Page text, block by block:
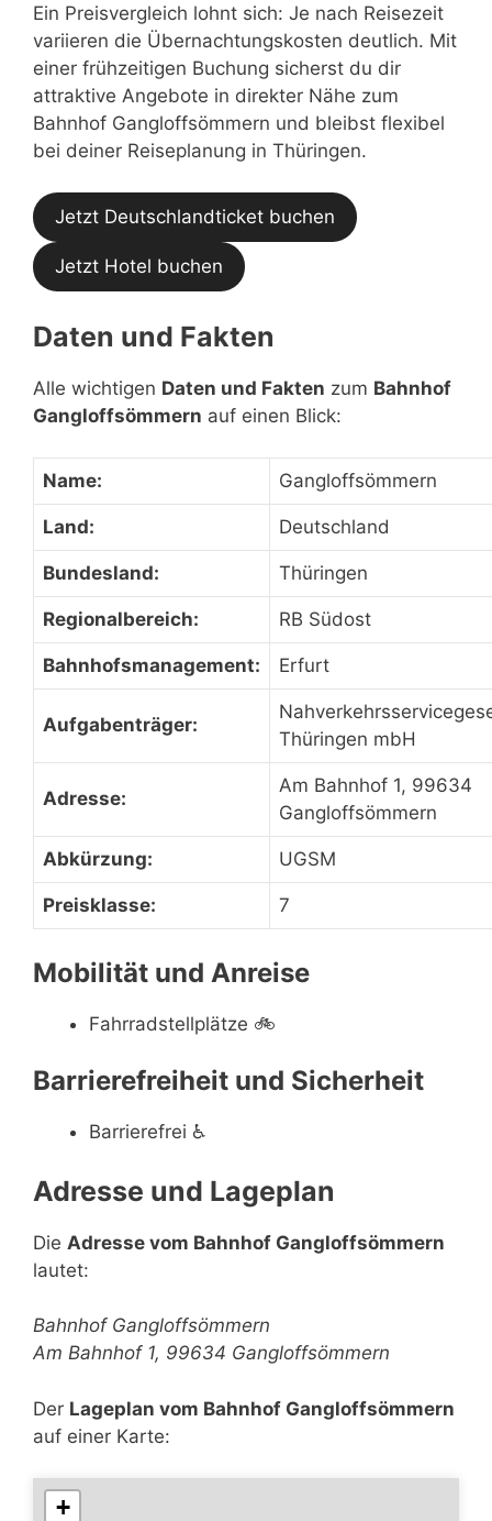
Ein Preisvergleich lohnt sich: Je nach Reisezeit
variieren die Übernachtungskosten deutlich. Mit
einer frühzeitigen Buchung sicherst du dir
attraktive Angebote in direkter Nähe zum
Bahnhof Gangloffsömmern und bleibst flexibel
bei deiner Reiseplanung in Thüringen.
Jetzt Deutschlandticket buchen
Jetzt Hotel buchen
Daten und Fakten
Alle wichtigen Daten und Fakten zum Bahnhof
Gangloffsömmern auf einen Blick:
Name: Gangloffsömmern
Land: Deutschland
Bundesland: Thüringen
Regionalbereich: RB Südost
Bahnhofsmanagement: Erfurt
Aufgabenträger:
Thüringen mbH
Adresse:
Am Bahnhof 1, 99634
Gangloffsömmern
Abkürzung: UGSM
Preisklasse: 7
Mobilität und Anreise
Fahrradstellplätze 🚲
Barrierefreiheit und Sicherheit
Barrierefrei ♿
Adresse und Lageplan
Die Adresse vom Bahnhof Gangloffsömmern
lautet:
Bahnhof Gangloffsömmern
Am Bahnhof 1, 99634 Gangloffsömmern
Der Lageplan vom Bahnhof Gangloffsömmern
auf einer Karte:
+